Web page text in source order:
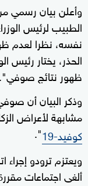
وأعلن بيان رسمي
الطبيب لرئيس
نفسه، نظرا لعدم
الحذر، يختار رئيس
ظهور نتائج صوفي".
وذكر البيان أن
مشابهة لأعراض
كوفيد-19
".
ويعتزم ترودو
ألغى اجتماعات